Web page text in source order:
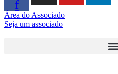
f
Área do Associado
Seja um associado